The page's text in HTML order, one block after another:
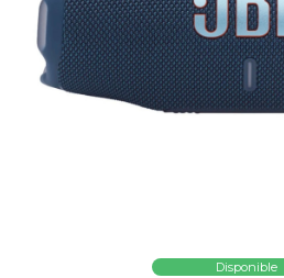
Disponible